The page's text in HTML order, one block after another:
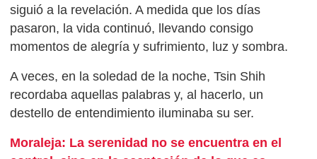
siguió a la revelación. A medida que los días
pasaron, la vida continuó, llevando consigo
momentos de alegría y sufrimiento, luz y sombra.
A veces, en la soledad de la noche, Tsin Shih
recordaba aquellas palabras y, al hacerlo, un
destello de entendimiento iluminaba su ser.
Moraleja: La serenidad no se encuentra en el